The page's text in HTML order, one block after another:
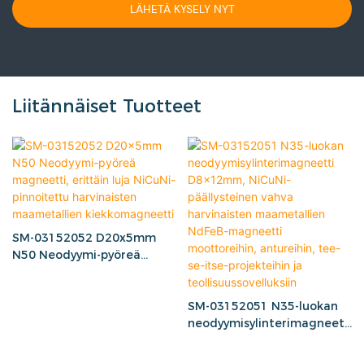
LÄHETÄ KYSELY NYT
Liitännäiset Tuotteet
SM-03152052 D20x5mm
N50 Neodyymi-pyöreä
SM-03152051 N35-luokan
neodyymisylinterimagneett